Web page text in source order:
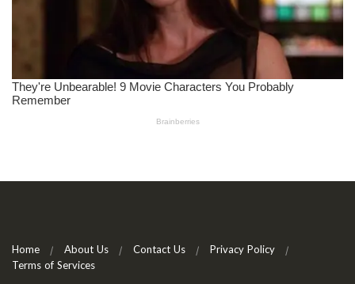
Home About Us Contact Us
Privacy Policy
Terms of Services